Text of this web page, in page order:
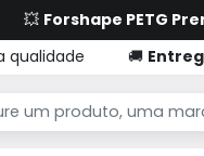
💥 Forshape PETG
qualidade
🚚